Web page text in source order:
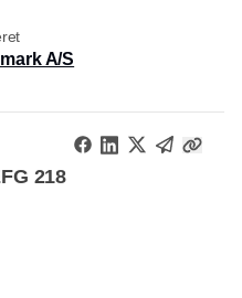
A/S
218